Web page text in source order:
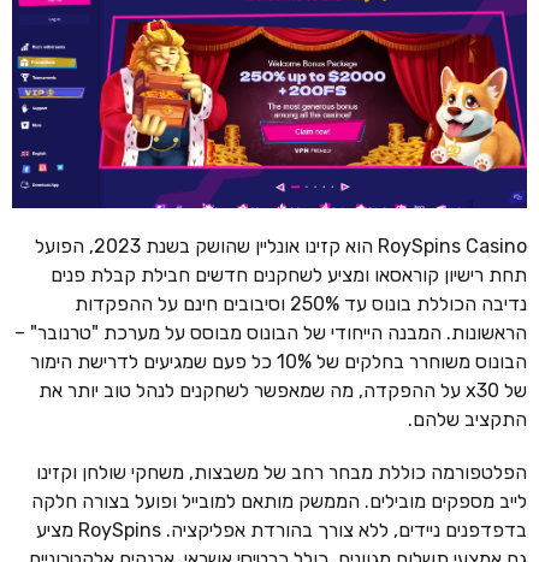
RoySpins Casino הוא קזינו אונליין שהושק בשנת 2023, הפועל
תחת רישיון קוראסאו ומציע לשחקנים חדשים חבילת קבלת פנים
נדיבה הכוללת בונוס עד 250% וסיבובים חינם על ההפקדות
הראשונות. המבנה הייחודי של הבונוס מבוסס על מערכת "טרנובר" –
הבונוס משוחרר בחלקים של 10% כל פעם שמגיעים לדרישת הימור
של x30 על ההפקדה, מה שמאפשר לשחקנים לנהל טוב יותר את
התקציב שלהם.
הפלטפורמה כוללת מבחר רחב של משבצות, משחקי שולחן וקזינו
לייב מספקים מובילים. הממשק מותאם למובייל ופועל בצורה חלקה
בדפדפנים ניידים, ללא צורך בהורדת אפליקציה. RoySpins מציע